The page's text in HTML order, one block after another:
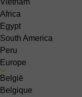
Africa
Egypt
South America
Peru
Europe
België
Belgique